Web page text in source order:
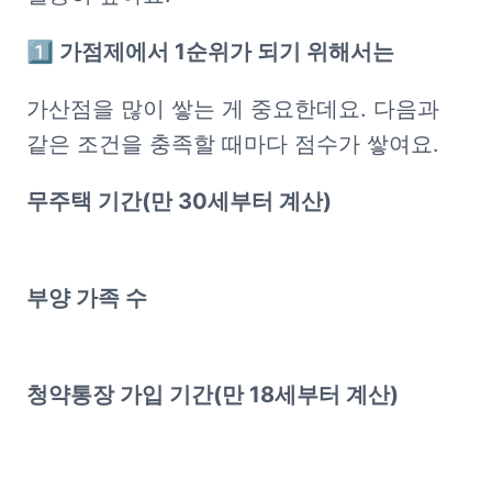
1️⃣ 가점제에서 1순위가 되기 위해서는
가산점을 많이 쌓는 게 중요한데요. 다음과
같은 조건을 충족할 때마다 점수가 쌓여요.
무주택 기간(만 30세부터 계산)
부양 가족 수
청약통장 가입 기간(만 18세부터 계산)